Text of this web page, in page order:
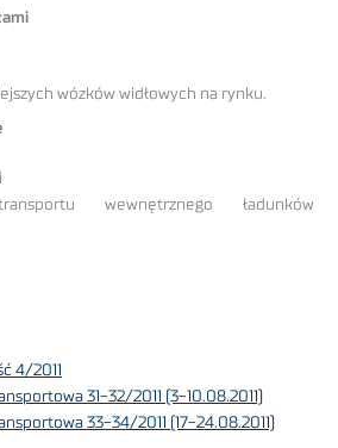
wózków widłowych na rynku.
wewnętrznego ładunków
4/2011
31-32/2011 (3-10.08.2011)
33-34/2011 (17-24.08.2011)